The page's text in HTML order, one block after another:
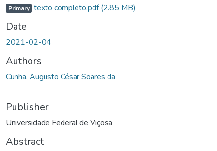
Primary texto completo.pdf(2.85 MB)
Date
2021-02-04
Authors
Cunha, Augusto César Soares da
Publisher
Universidade Federal de Viçosa
Abstract